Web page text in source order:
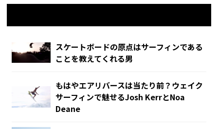
スケートボードの原点はサーフィンである
ことを教えてくれる男
もはやエアリバースは当たり前？ウェイク
サーフィンで魅せるJosh KerrとNoa
Deane